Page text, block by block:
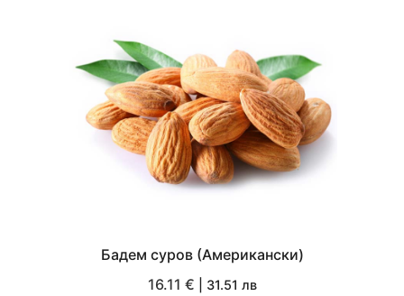
Бадем суров (Американски)
16.11 €
| 31.51 лв